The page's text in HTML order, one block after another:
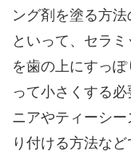
ング剤を塗る方法
といって、セラ
を歯の上にすっ
って小さくする
ニアやティーシ
り付ける方法など